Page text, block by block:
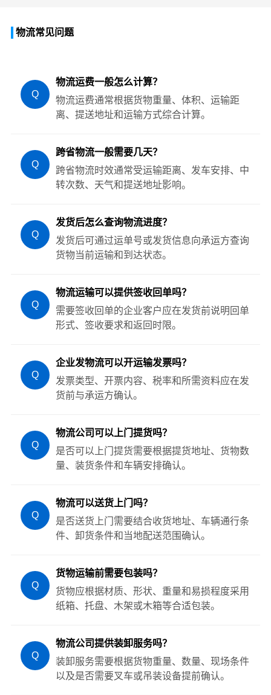
物流常见问题
Q
物流运费一般怎么计算？
物流运费通常根据货物重量、体积、运输距
离、提送地址和运输方式综合计算。
Q
跨省物流一般需要几天？
跨省物流时效通常受运输距离、发车安排、中
转次数、天气和提送地址影响。
Q
发货后怎么查询物流进度？
发货后可通过运单号或发货信息向承运方查询
货物当前运输和到达状态。
Q
物流运输可以提供签收回单吗？
需要签收回单的企业客户应在发货前说明回单
形式、签收要求和返回时限。
Q
企业发物流可以开运输发票吗？
发票类型、开票内容、税率和所需资料应在发
货前与承运方确认。
Q
物流公司可以上门提货吗？
是否可以上门提货需要根据提货地址、货物数
量、装货条件和车辆安排确认。
Q
物流可以送货上门吗？
是否送货上门需要结合收货地址、车辆通行条
件、卸货条件和当地配送范围确认。
Q
货物运输前需要包装吗？
货物应根据材质、形状、重量和易损程度采用
纸箱、托盘、木架或木箱等合适包装。
Q
物流公司提供装卸服务吗？
装卸服务需要根据货物重量、数量、现场条件
以及是否需要叉车或吊装设备提前确认。